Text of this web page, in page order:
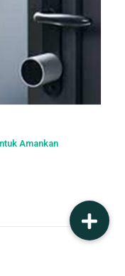
Amankan